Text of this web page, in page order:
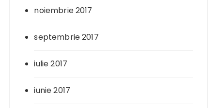
noiembrie 2017
septembrie 2017
iulie 2017
iunie 2017